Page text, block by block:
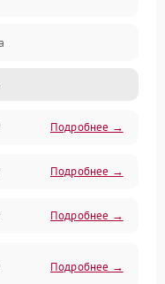
Подробнее →
Подробнее →
Подробнее →
Подробнее →